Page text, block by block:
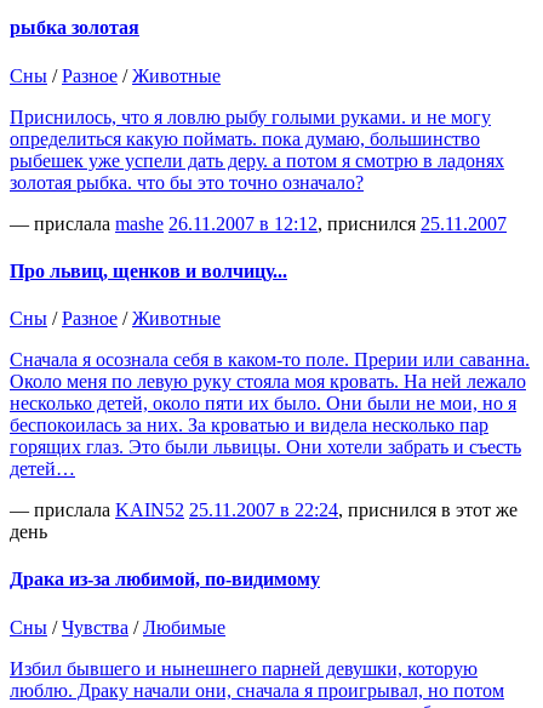
рыбка золотая
Сны /Разное /Животные
Приснилось, что я ловлю рыбу голыми руками. и не могу
определиться какую поймать. пока думаю, большинство
рыбешек уже успели дать деру. а потом я смотрю в ладонях
золотая рыбка. что бы это точно означало?
— прислала mashe 26.11.2007 в 12:12, приснился 25.11.2007
Про львиц, щенков и волчицу...
Сны /Разное /Животные
Сначала я осознала себя в каком-то поле. Прерии или саванна.
Около меня по левую руку стояла моя кровать. На ней лежало
несколько детей, около пяти их было. Они были не мои, но я
беспокоилась за них. За кроватью и видела несколько пар
горящих глаз. Это были львицы. Они хотели забрать и съесть
детей…
— прислала KAIN52 25.11.2007 в 22:24, приснился в этот же
день
Драка из-за любимой, по-видимому
Сны /Чувства /Любимые
Избил бывшего и нынешнего парней девушки, которую
люблю. Драку начали они, сначала я проигрывал, но потом